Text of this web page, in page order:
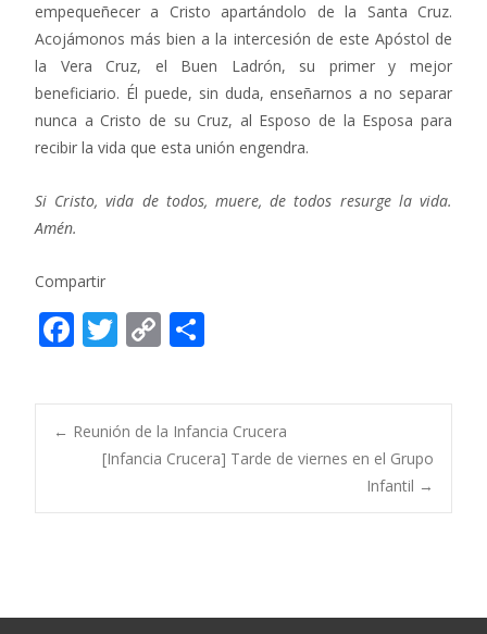
empequeñecer a Cristo apartándolo de la Santa Cruz.
Acojámonos más bien a la intercesión de este Apóstol de
la Vera Cruz, el Buen Ladrón, su primer y mejor
beneficiario. Él puede, sin duda, enseñarnos a no separar
nunca a Cristo de su Cruz, al Esposo de la Esposa para
recibir la vida que esta unión engendra.
Si Cristo, vida de todos, muere,de todos resurge la vida.
Amén.
Compartir
F
e
b
o
T
itt
er
C
p
y
Li
n
m
p
ar
ti
Post
navigation
← Reunión de la Infancia Crucera
[Infancia Crucera] Tarde de viernes en el Grupo
Infantil →